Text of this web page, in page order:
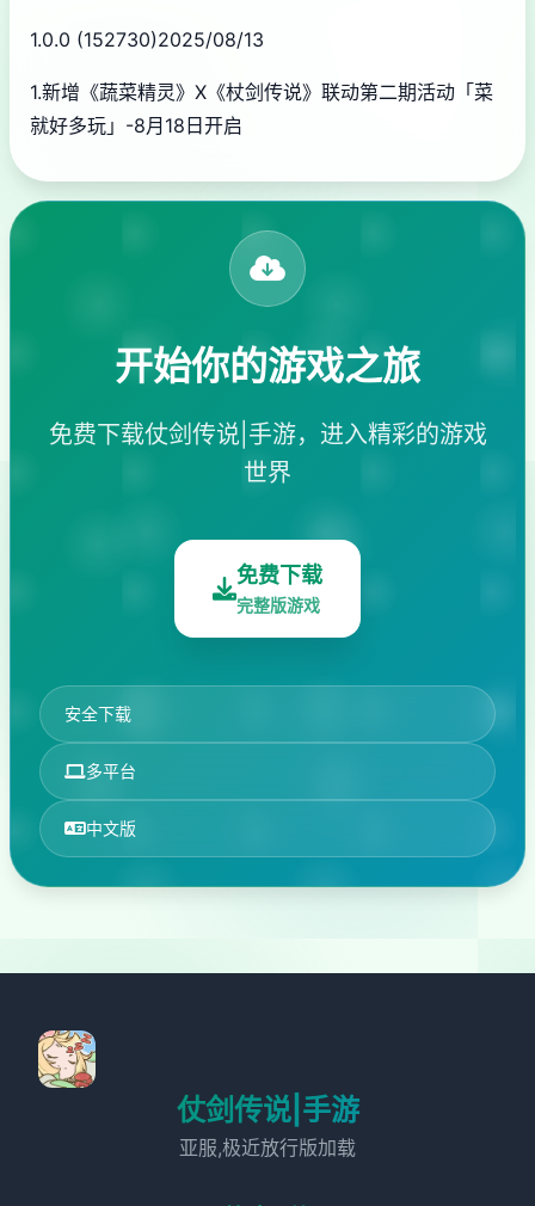
1.0.0 (152730)2025/08/13
1.新增《蔬菜精灵》X《杖剑传说》联动第二期活动「菜
就好多玩」-8月18日开启
开始你的游戏之旅
免费下载仗剑传说|手游，进入精彩的游戏
世界
免费下载
完整版游戏
安全下载
多平台
中文版
仗剑传说|手游
亚服,极近放行版加载